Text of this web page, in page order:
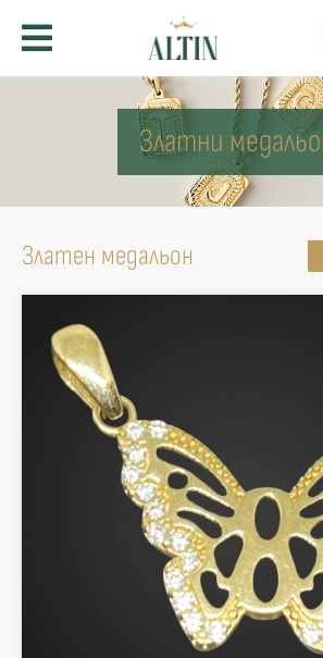
Златни
Златен медальон